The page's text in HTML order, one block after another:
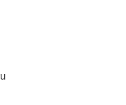
sat, Satellite US,